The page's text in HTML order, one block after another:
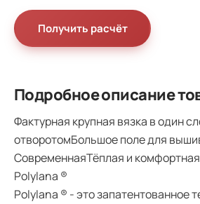
Получить расчёт
Подробное описание
Фактурная крупная вязка в один
отворотомБольшое поле для
СовременнаяТёплая и
Polylana ®
Polylana ® - это запатентованное